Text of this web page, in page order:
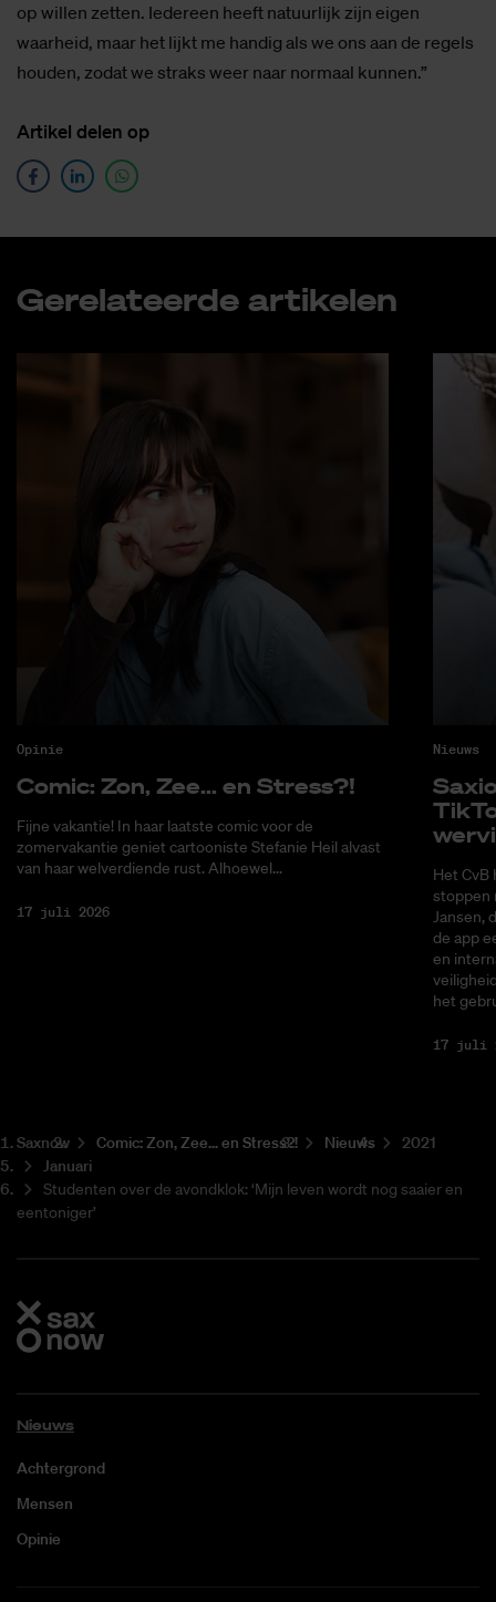
op willen zetten. Iedereen heeft natuurlijk zijn eigen
waarheid, maar het lijkt me handig als we ons aan de regels
houden, zodat we straks weer naar normaal kunnen.”
Ar­ti­kel de­len op
Ge­re­la­teer­de ar­ti­ke­len
Opinie
Co­mic: Zon, Zee... en Stress?!
Fijne vakantie! In haar laatste comic voor de
zomervakantie geniet cartooniste Stefanie Heil alvast
van haar welverdiende rust. Alhoewel...
17 juli 2026
Nieuws
Het CvB
stoppen
Jansen,
de app
en
het
17 juli
Saxnow Co­mic: Zon, Zee... en Stress?! Nieuws
2021
Januari
Studenten over de avondklok: ‘Mijn leven wordt nog saaier en
eentoniger’
Nieuws
Achtergrond
Mensen
Opinie